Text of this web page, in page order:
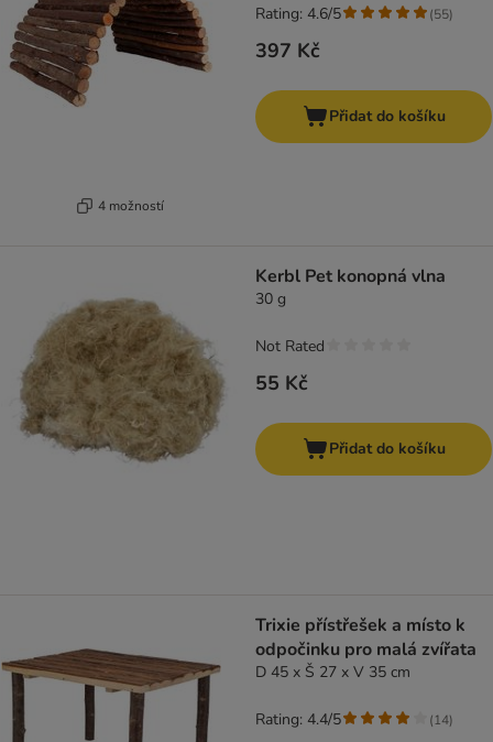
4 možností
397 Kč
Rating: 4.6/5 (55)
Přidat do košíku
Kerbl Pet konopná vlna
30 g
55 Kč
Not Rated
Přidat do košíku
Trixie přístřešek a místo k
odpočinku pro malá zvířata
D 45 x Š 27 x V 35 cm
Rating: 4.4/5 (14)